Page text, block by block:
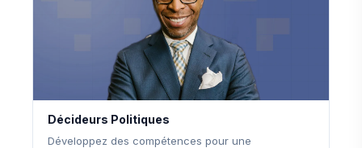
Décideurs Politiques
Développez des compétences pour une